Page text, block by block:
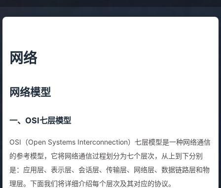
网络
网络模型
一、OSI七层模型
OSI（Open Systems Interconnection）七层模型是一种网络通信
的参考模型，它将网络通信过程划分为七个层次，从上到下分别
是：应用层、表示层、会话层、传输层、网络层、数据链路层和物
理层。下面我们将详细介绍每个层次及其对应的协议。